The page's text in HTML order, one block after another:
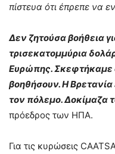
πίστευα ότι έπρεπε να
Δεν ζητούσα βοήθεια
τρισεκατομμύρια
Ευρώπης. Σκεφτήκαμε
βοηθήσουν. Η
τον πόλεμο. Δοκίμαζα
πρόεδρος των ΗΠΑ.
Για τις κυρώσεις